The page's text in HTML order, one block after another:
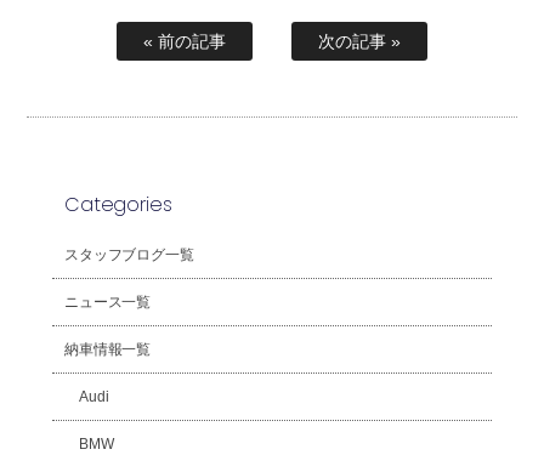
« 前の記事 次の記事 »
Categories
スタッフブログ一覧
ニュース一覧
納車情報一覧
Audi
BMW